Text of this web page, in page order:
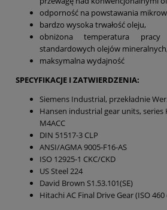
odporność na powstawania
bardzo wysoka trwałość oleju,
obniżona temperatura
standardowych olejów mineralnych,
maksymalna wydajność
SPECYFIKACJE I ZATWIERDZENIA:
Siemens Industrial, przekładnie
Hansen industrial gear units, series
M4ACC
DIN 51517-3 CLP
ANSI/AGMA 9005-F16-AS
ISO 12925-1 CKC/CKD
US Steel 224
David Brown S1.53.101(SE)
Hitachi AC Final Drive Gear (ISO